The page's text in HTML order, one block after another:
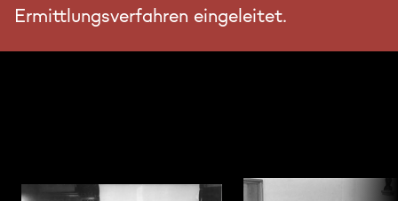
Ermittlungsverfahren eingeleitet.